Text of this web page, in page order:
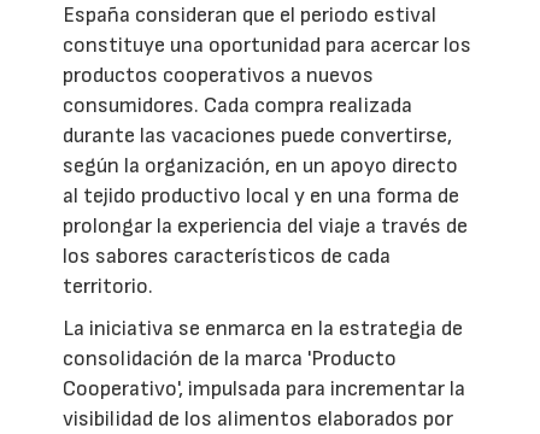
España consideran que el periodo estival
constituye una oportunidad para acercar los
productos cooperativos a nuevos
consumidores. Cada compra realizada
durante las vacaciones puede convertirse,
según la organización, en un apoyo directo
al tejido productivo local y en una forma de
prolongar la experiencia del viaje a través de
los sabores característicos de cada
territorio.
La iniciativa se enmarca en la estrategia de
consolidación de la marca 'Producto
Cooperativo', impulsada para incrementar la
visibilidad de los alimentos elaborados por